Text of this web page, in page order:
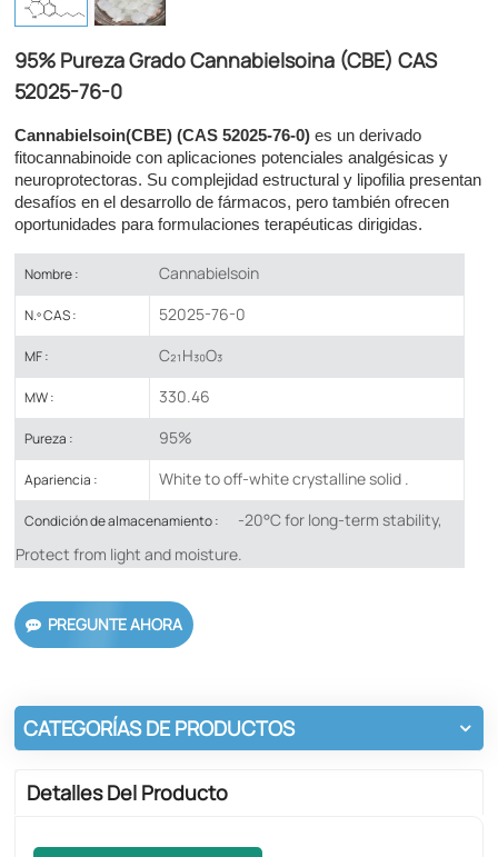
95% Pureza Grado Cannabielsoina (CBE) CAS
52025-76-0
Cannabielsoin(CBE)(CAS 52025-76-0) es un derivado
fitocannabinoide con aplicaciones potenciales analgésicas y
neuroprotectoras. Su complejidad estructural y lipofilia presentan
desafíos en el desarrollo de fármacos, pero también ofrecen
oportunidades para formulaciones terapéuticas dirigidas.
Nombre : Cannabielsoin
N.º CAS : 52025-76-0
MF : C₂₁H₃₀O₃
MW : 330.46
Pureza : 95%
Apariencia : White to off-white crystalline solid .
Condición de almacenamiento :
-20°C for long-term stability,
Protect from light and moisture.
PREGUNTE AHORA
CATEGORÍAS DE PRODUCTOS
Detalles Del Producto